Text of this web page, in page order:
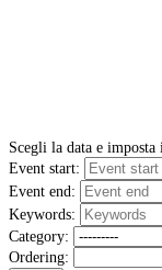
Scegli la data e
Event start:
Event end:
Keywords:
Category:
Ordering: